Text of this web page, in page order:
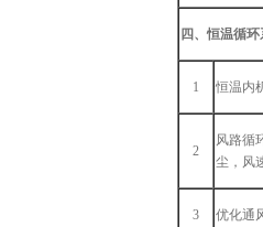
四、恒温循环
1 恒温内
2
风路循
尘， 风
3 优化通